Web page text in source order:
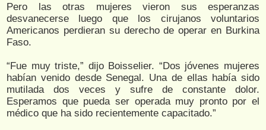
Pero las otras mujeres vieron sus esperanzas
desvanecerse luego que los cirujanos voluntarios
Americanos perdieran su derecho de operar en Burkina
Faso.
“Fue muy triste,” dijo Boisselier. “Dos jóvenes mujeres
habían venido desde Senegal. Una de ellas había sido
mutilada dos veces y sufre de constante dolor.
Esperamos que pueda ser operada muy pronto por el
médico que ha sido recientemente capacitado.”